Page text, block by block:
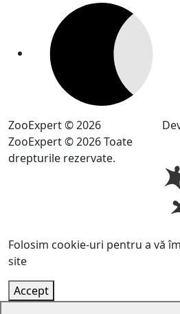
ZooExpert © 2026
ZooExpert © 2026 Toate
drepturile rezervate.
Folosim cookie-uri pentru a vă
site
Accept